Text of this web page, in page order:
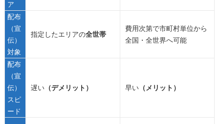
ア
配布
（宣
伝）
対象
指定したエリアの全世帯
費用次第で市町村単位から
全国・全世界へ可能
配布
（宣
伝）
スピ
ード
遅い（デメリット） 早い（メリット）